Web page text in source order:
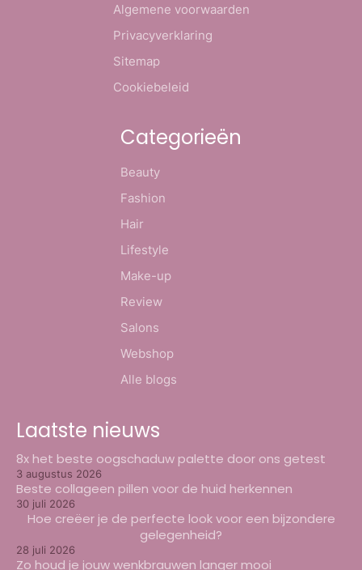
Algemene voorwaarden
Privacyverklaring
Sitemap
Cookiebeleid
Categorieën
Beauty
Fashion
Hair
Lifestyle
Make-up
Review
Salons
Webshop
Alle blogs
Laatste nieuws
8x het beste oogschaduw palette door ons getest
3 augustus 2026
Beste collageen pillen voor de huid herkennen
30 juli 2026
Hoe creëer je de perfecte look voor een bijzondere
gelegenheid?
28 juli 2026
Zo houd je jouw wenkbrauwen langer mooi